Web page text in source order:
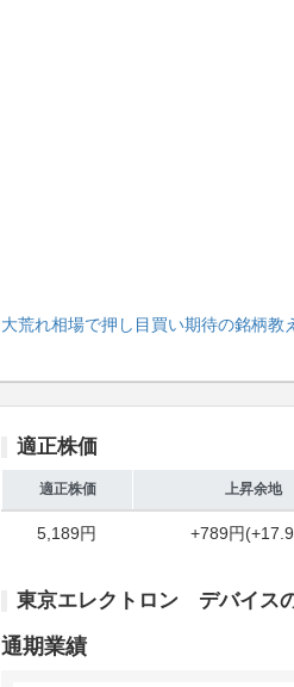
大荒れ相場で押し目買い期待の銘柄教
適正株価
適正株価 上昇余地
5,189円 +789円
東京エレクトロン デバイス
通期業績